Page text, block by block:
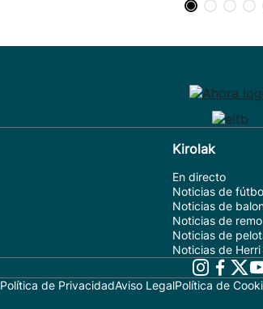
Kirolak
En directo
Noticias de
Noticias de
Noticias de remo
Noticias de
Noticias de Herri
Política de PrivacidadAviso LegalPolítica de